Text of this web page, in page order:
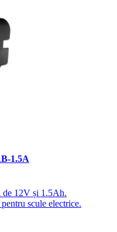
1.5A
12V și 1.5Ah.
scule electrice.